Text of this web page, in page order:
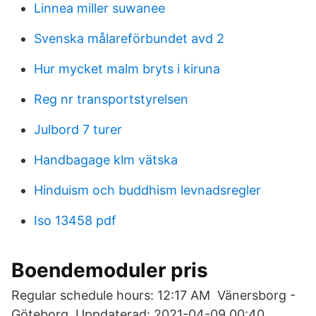
Linnea miller suwanee
Svenska målareförbundet avd 2
Hur mycket malm bryts i kiruna
Reg nr transportstyrelsen
Julbord 7 turer
Handbagage klm vätska
Hinduism och buddhism levnadsregler
Iso 13458 pdf
Boendemoduler pris
Regular schedule hours: 12:17 AM Vänersborg -